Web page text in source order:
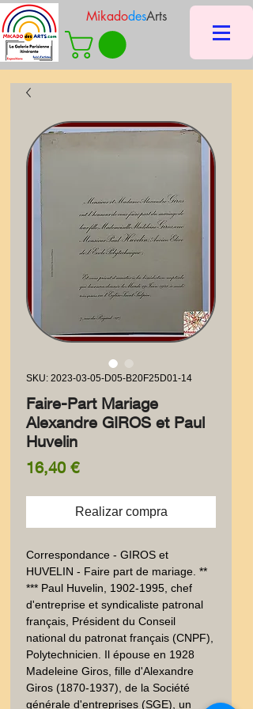
MikadodesArts
SKU: 2023-03-05-D05-B20F25D01-14
Faire-Part Mariage
Alexandre GIROS et Paul
Huvelin
16,40 €Precio
Realizar compra
Correspondance - GIROS et
HUVELIN - Faire part de mariage. **
*** Paul Huvelin, 1902-1995, chef
d'entreprise et syndicaliste patronal
français, Président du Conseil
national du patronat français (CNPF),
Polytechnicien. Il épouse en 1928
Madeleine Giros, fille d'Alexandre
Giros (1870-1937), de la Société
générale d'entreprises (SGE), un